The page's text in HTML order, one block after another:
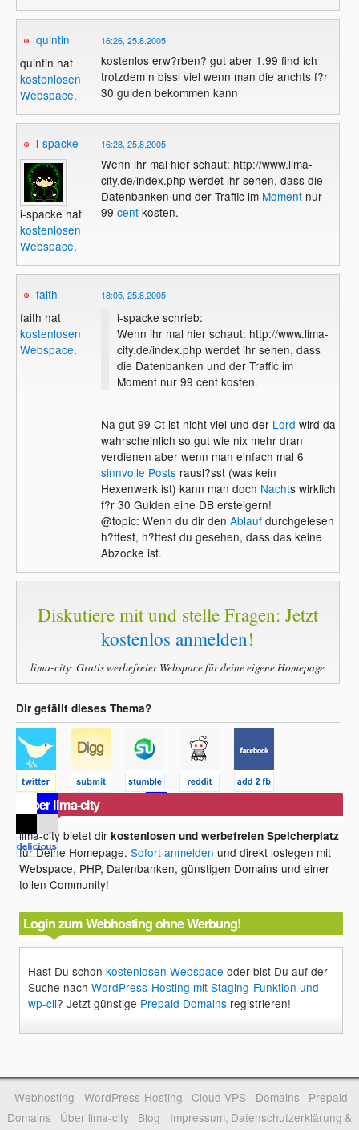
quintin
quintin hat
kostenlosen
Webspace.
16:26, 25.8.2005
kostenlos erw?rben? gut aber 1.99 find ich
trotzdem n bissl viel wenn man die anchts f?r
30 gulden bekommen kann
i-spacke
i-spacke hat
kostenlosen
Webspace.
16:28, 25.8.2005
Wenn ihr mal hier schaut: http://www.lima-
city.de/index.php werdet ihr sehen, dass die
Datenbanken und der Traffic im Momentnur
99 centkosten.
faith
faith hat
kostenlosen
Webspace.
18:05, 25.8.2005
i-spacke schrieb:
Wenn ihr mal hier schaut: http://www.lima-
city.de/index.php werdet ihr sehen, dass
die Datenbanken und der Traffic im
Moment nur 99 cent kosten.
Na gut 99 Ct ist nicht viel und der Lord wird da
wahrscheinlich so gut wie nix mehr dran
verdienen aber wenn man einfach mal 6
sinnvolle Postsrausl?sst (was kein
Hexenwerk ist) kann man doch Nachts wirklich
f?r 30 Gulden eine DB ersteigern!
@topic: Wenn du dir den Ablaufdurchgelesen
h?ttest, h?ttest du gesehen, dass das keine
Abzocke ist.
Diskutiere mit und stelle Fragen: Jetzt
kostenlos anmelden!
lima-city: Gratis werbefreier Webspace für deine eigene Homepage
Dir gefällt dieses Thema?
Über lima-city
lima-city bietet dirkostenlosen und werbefreien Speicherplatz
für Deine Homepage.Sofort anmelden und direkt loslegen mit
Webspace, PHP, Datenbanken, günstigen Domains und einer
tollen Community!
Login zum Webhosting ohne Werbung!
Hast Du schonkostenlosen Webspace oder bist Du auf der
Suche nachWordPress-Hosting mit Staging-Funktion und
wp-cli? Jetzt günstige Prepaid Domains registrieren!
Webhosting WordPress-Hosting Cloud-VPS Domains
Prepaid
Domains
Über lima-city Blog
Impressum, Datenschutzerklärung &